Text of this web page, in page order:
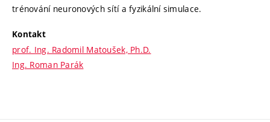
trénování neuronových sítí a fyzikální simulace.
Kontakt
prof. Ing. Radomil Matoušek, Ph.D.
Ing. Roman Parák